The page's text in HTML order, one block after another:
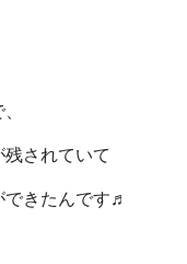
されていて
できたんです♬